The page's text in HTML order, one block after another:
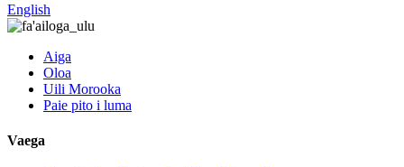
English
Aiga
Oloa
Uili Morooka
Paie pito i luma
Vaega